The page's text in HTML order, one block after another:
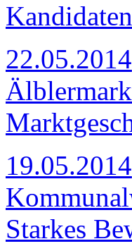
22.05.2014
19.05.2014
Starkes